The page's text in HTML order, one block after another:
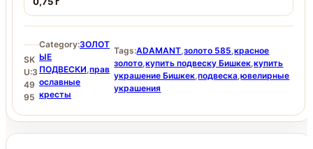
SK
U:3
49
95
Category:ЗОЛОТ
ЫЕ
ПОДВЕСКИ,прав
ославные
кресты
Tags:ADAMANT,золото 585,красное
золото,купить подвеску Бишкек,купить
украшение Бишкек,подвеска,ювелирные
украшения